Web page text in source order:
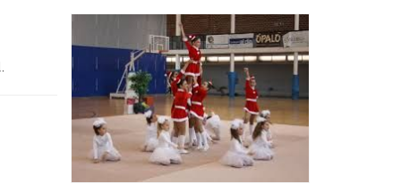
Ètica i Integritat
Retiment de Comptes
Accés a Informació Pública
Dades Obertes
Entitats
Equipaments
Mercats Municipals